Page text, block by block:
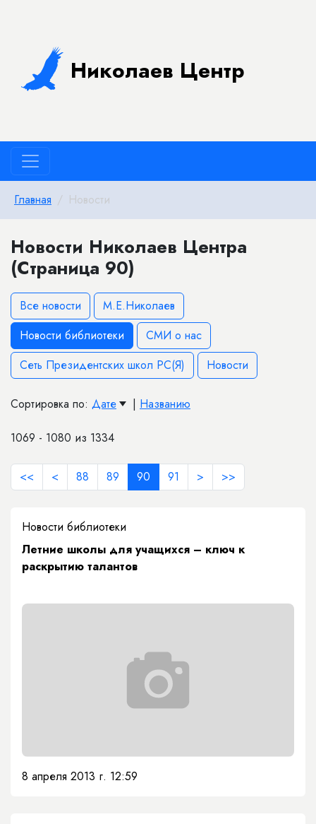
Николаев Центр
Главная Новости
Новости Николаев Центра
(Страница 90)
Все новости
М.Е.Николаев
Новости библиотеки
СМИ о нас
Сеть Президентских школ РС(Я)
Новости
Сортировка по: Дате | Названию
1069 - 1080 из 1334
<< < 88 89 90 91 > >>
Новости библиотеки
Летние школы для учащихся – ключ к
раскрытию талантов
8 апреля 2013 г. 12:59